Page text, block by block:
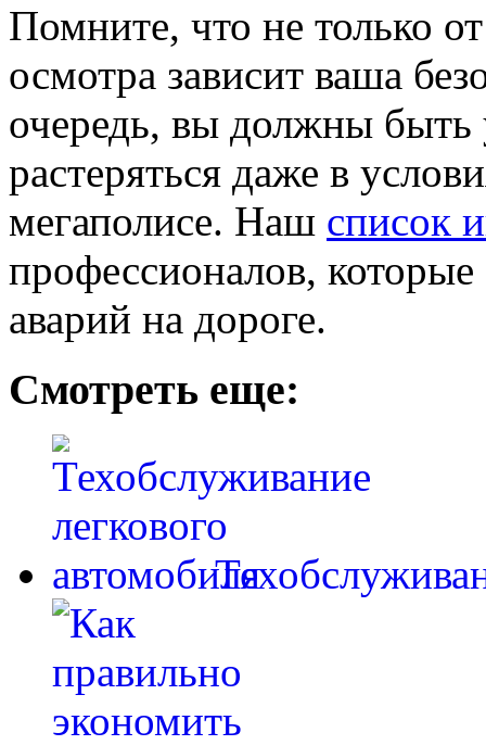
Помните, что не только
осмотра зависит ваша
очередь, вы должны быть
растеряться даже в
мегаполисе. Наш список
профессионалов,
аварий на дороге.
Смотреть еще: